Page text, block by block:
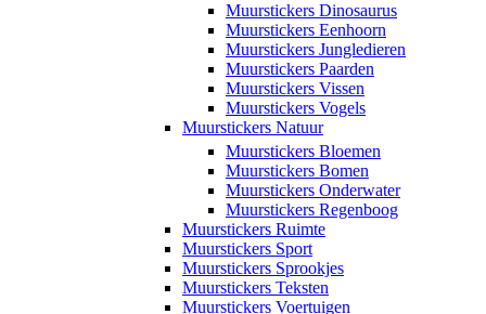
Muurstickers Dinosaurus
Muurstickers Eenhoorn
Muurstickers Jungledieren
Muurstickers Paarden
Muurstickers Vissen
Muurstickers Vogels
Muurstickers Natuur
Muurstickers Bloemen
Muurstickers Bomen
Muurstickers Onderwater
Muurstickers Regenboog
Muurstickers Ruimte
Muurstickers Sport
Muurstickers Sprookjes
Muurstickers Teksten
Muurstickers Voertuigen